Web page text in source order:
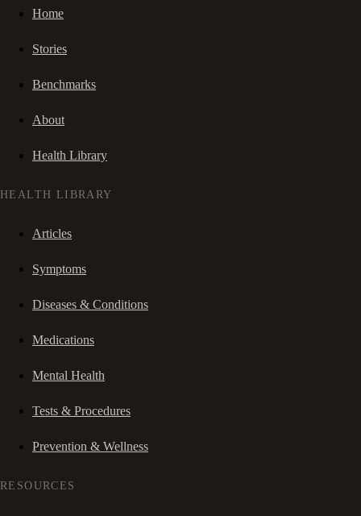
Home
Stories
Benchmarks
About
Health Library
HEALTH LIBRARY
Articles
Symptoms
Diseases & Conditions
Medications
Mental Health
Tests & Procedures
Prevention & Wellness
RESOURCES